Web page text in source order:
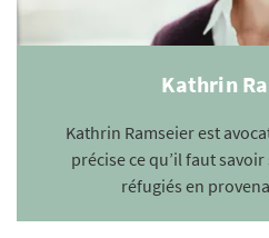
Kathrin
Kathrin Ramseier est
précise ce qu’il faut
réfugiés en